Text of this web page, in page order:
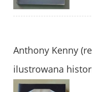
Anthony Kenny
ilustrowana